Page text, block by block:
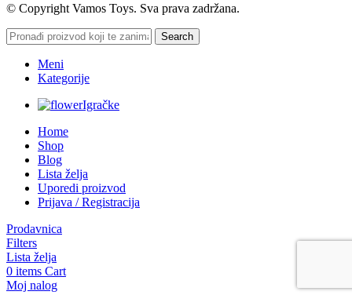
© Copyright Vamos Toys. Sva prava zadržana.
Search
Meni
Kategorije
Igračke
Home
Shop
Blog
Lista želja
Uporedi proizvod
Prijava / Registracija
Prodavnica
Filters
Lista želja
0 items Cart
Moj nalog